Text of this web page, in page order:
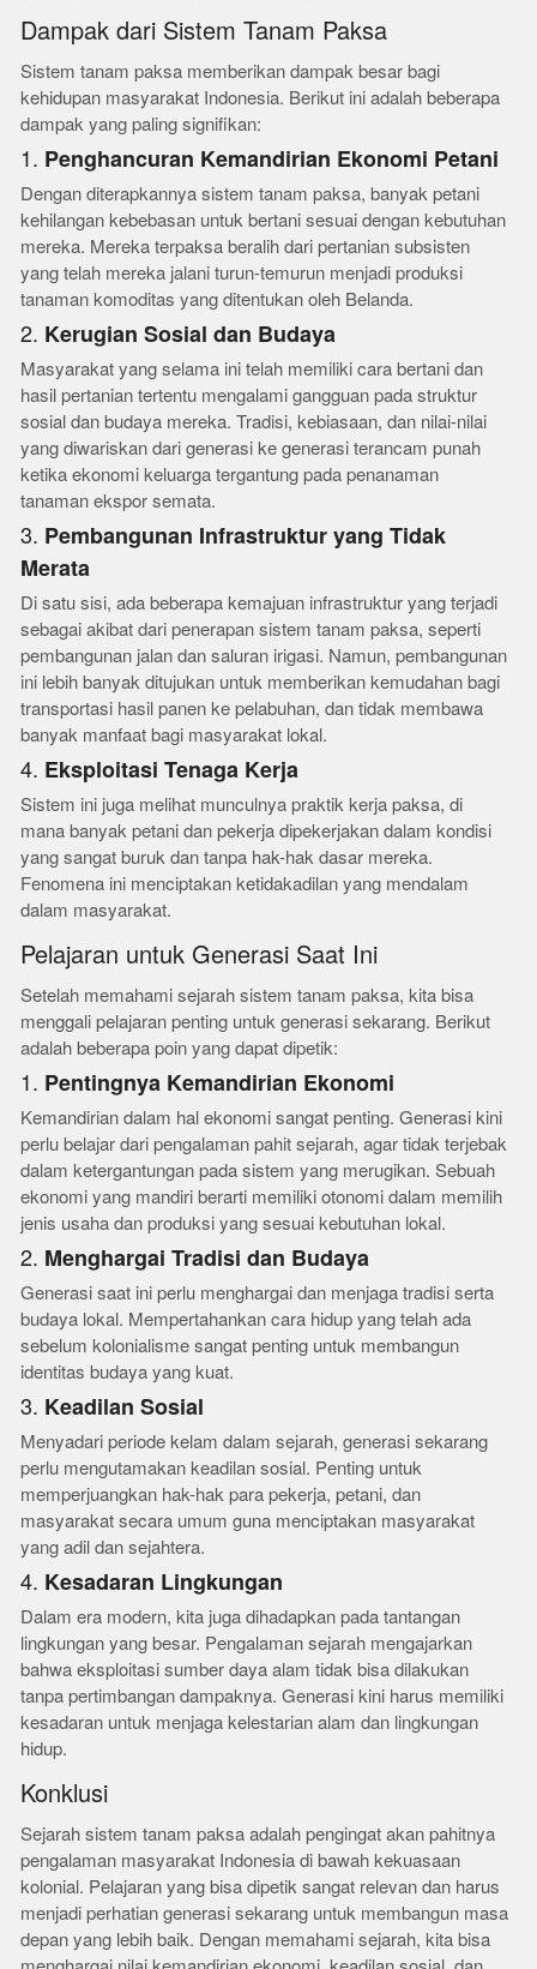
Dampak dari Sistem Tanam Paksa
Sistem tanam paksa memberikan dampak besar bagi
kehidupan masyarakat Indonesia. Berikut ini adalah beberapa
dampak yang paling signifikan:
1. Penghancuran Kemandirian Ekonomi Petani
Dengan diterapkannya sistem tanam paksa, banyak petani
kehilangan kebebasan untuk bertani sesuai dengan kebutuhan
mereka. Mereka terpaksa beralih dari pertanian subsisten
yang telah mereka jalani turun-temurun menjadi produksi
tanaman komoditas yang ditentukan oleh Belanda.
2. Kerugian Sosial dan Budaya
Masyarakat yang selama ini telah memiliki cara bertani dan
hasil pertanian tertentu mengalami gangguan pada struktur
sosial dan budaya mereka. Tradisi, kebiasaan, dan nilai-nilai
yang diwariskan dari generasi ke generasi terancam punah
ketika ekonomi keluarga tergantung pada penanaman
tanaman ekspor semata.
3. Pembangunan Infrastruktur yang Tidak
Merata
Di satu sisi, ada beberapa kemajuan infrastruktur yang terjadi
sebagai akibat dari penerapan sistem tanam paksa, seperti
pembangunan jalan dan saluran irigasi. Namun, pembangunan
ini lebih banyak ditujukan untuk memberikan kemudahan bagi
transportasi hasil panen ke pelabuhan, dan tidak membawa
banyak manfaat bagi masyarakat lokal.
4. Eksploitasi Tenaga Kerja
Sistem ini juga melihat munculnya praktik kerja paksa, di
mana banyak petani dan pekerja dipekerjakan dalam kondisi
yang sangat buruk dan tanpa hak-hak dasar mereka.
Fenomena ini menciptakan ketidakadilan yang mendalam
dalam masyarakat.
Pelajaran untuk Generasi Saat Ini
Setelah memahami sejarah sistem tanam paksa, kita bisa
menggali pelajaran penting untuk generasi sekarang. Berikut
adalah beberapa poin yang dapat dipetik:
1. Pentingnya Kemandirian Ekonomi
Kemandirian dalam hal ekonomi sangat penting. Generasi kini
perlu belajar dari pengalaman pahit sejarah, agar tidak terjebak
dalam ketergantungan pada sistem yang merugikan. Sebuah
ekonomi yang mandiri berarti memiliki otonomi dalam memilih
jenis usaha dan produksi yang sesuai kebutuhan lokal.
2. Menghargai Tradisi dan Budaya
Generasi saat ini perlu menghargai dan menjaga tradisi serta
budaya lokal. Mempertahankan cara hidup yang telah ada
sebelum kolonialisme sangat penting untuk membangun
identitas budaya yang kuat.
3. Keadilan Sosial
Menyadari periode kelam dalam sejarah, generasi sekarang
perlu mengutamakan keadilan sosial. Penting untuk
memperjuangkan hak-hak para pekerja, petani, dan
masyarakat secara umum guna menciptakan masyarakat
yang adil dan sejahtera.
4. Kesadaran Lingkungan
Dalam era modern, kita juga dihadapkan pada tantangan
lingkungan yang besar. Pengalaman sejarah mengajarkan
bahwa eksploitasi sumber daya alam tidak bisa dilakukan
tanpa pertimbangan dampaknya. Generasi kini harus memiliki
kesadaran untuk menjaga kelestarian alam dan lingkungan
hidup.
Konklusi
Sejarah sistem tanam paksa adalah pengingat akan pahitnya
pengalaman masyarakat Indonesia di bawah kekuasaan
kolonial. Pelajaran yang bisa dipetik sangat relevan dan harus
menjadi perhatian generasi sekarang untuk membangun masa
depan yang lebih baik. Dengan memahami sejarah, kita bisa